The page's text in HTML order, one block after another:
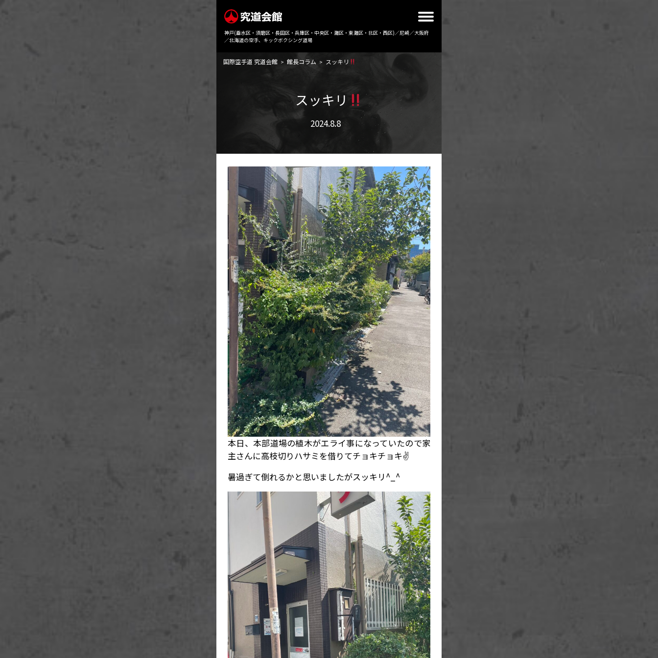
神戸(垂水区・須磨区・長田区・兵庫区・中央区・灘区・東灘区・北区・西区)／尼崎／大阪府
／北海道の空手、キックボクシング道場
国際空手道 究道会館 > 館長コラム > スッキリ
スッキリ
2024.8.8
本日、本部道場の植木がエライ事になっていたので家
主さんに高枝切りハサミを借りてチョキチョキ✌️
暑過ぎて倒れるかと思いましたがスッキリ^_^